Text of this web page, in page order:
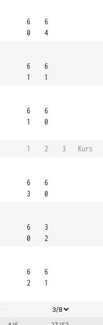
6
0
6
4
6
1
6
1
6
1
6
0
1 2 3
Kurs
6
3
6
0
6
0
3
2
6
2
6
1
- 3/8